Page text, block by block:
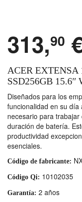
313,90
ACER EXTENSA
SSD256GB 15.6″
Diseñados para los
funcionalidad en su
necesario para
duración de batería.
productividad
esenciales.
Código de fabricante:
Código Qi: 10102035
Garantía: 2 años